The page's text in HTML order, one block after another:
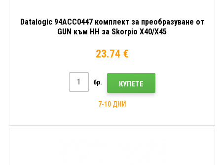
Datalogic 94ACC0447 комплект за преобразуване от
GUN към HH за Skorpio X40/X45
23.74 €
бр. КУПЕТЕ
7-10 ДНИ